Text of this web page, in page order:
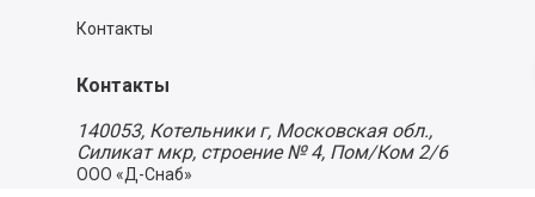
Контакты
Контакты
140053, Котельники г, Московская обл.,
Силикат мкр, строение № 4, Пом/Ком 2/6
ООО «Д-Снаб»